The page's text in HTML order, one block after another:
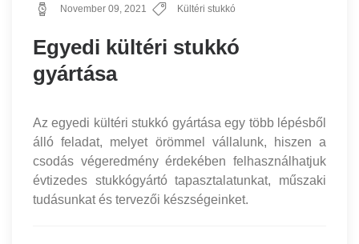
November 09, 2021 Kültéri stukkó
Egyedi kültéri stukkó
gyártása
Az egyedi kültéri stukkó gyártása egy több lépésből
álló feladat, melyet örömmel vállalunk, hiszen a
csodás végeredmény érdekében felhasználhatjuk
évtizedes stukkógyártó tapasztalatunkat, műszaki
tudásunkat és tervezői készségeinket.